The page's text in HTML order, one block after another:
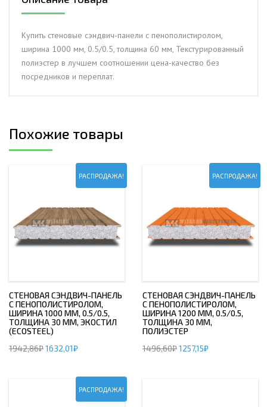
1000
0.5/0.5,
толщина
Текстурированный
Купить стеновые сэндвич-панели с пенополистиролом,
ширина 1000 мм, 0.5/0.5, толщина 60 мм, Текстурированный
полиэстер в лучшем соотношении цена-качество без
посредников и переплат.
Похожие товары
РАСПРОДАЖА!
СТЕНОВАЯ СЭНДВИЧ-ПАНЕЛЬ
С ПЕНОПОЛИСТИРОЛОМ,
ШИРИНА 1000 ММ, 0.5/0.5,
ТОЛЩИНА 30 ММ, ЭКОСТИЛ
(ECOSTEEL)
1942,86₽1632,01₽
РАСПРОДАЖА!
СТЕНОВАЯ СЭНДВИЧ-ПАНЕЛЬ
С ПЕНОПОЛИСТИРОЛОМ,
ШИРИНА 1200 ММ, 0.5/0.5,
ТОЛЩИНА 30 ММ,
ПОЛИЭСТЕР
1496,60₽1257,15₽
РАСПРОДАЖА!